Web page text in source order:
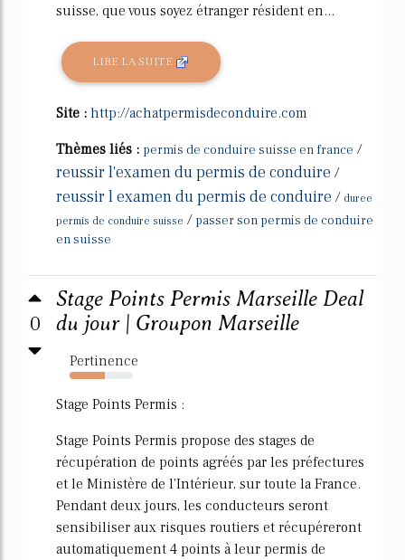
suisse, que vous soyez étranger résident en...
LIRE LA SUITE
Site : http://achatpermisdeconduire.com
Thèmes liés : permis de conduire suisse en france /
reussir l'examen du permis de conduire /
reussir l examen du permis de conduire / duree
permis de conduire suisse / passer son permis de conduire
en suisse
0
Stage Points Permis Marseille Deal
du jour | Groupon Marseille
Pertinence
56%
Stage Points Permis :
Stage Points Permis propose des stages de
récupération de points agréés par les préfectures
et le Ministère de l'Intérieur, sur toute la France.
Pendant deux jours, les conducteurs seront
sensibiliser aux risques routiers et récupéreront
automatiquement 4 points à leur permis de